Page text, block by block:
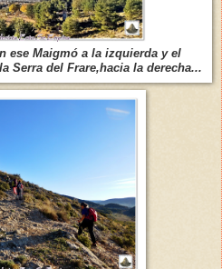
ese Maigmó a la izquierda y el
Serra del Frare,hacia la derecha...